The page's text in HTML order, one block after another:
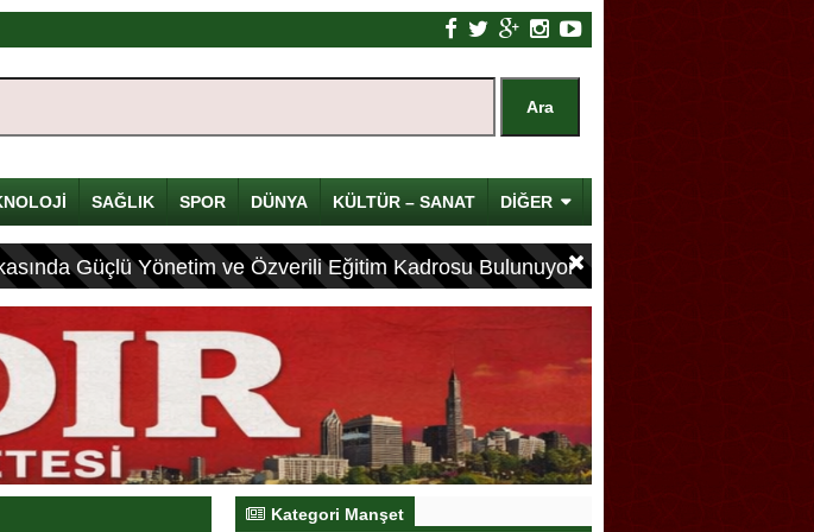
SAĞLIK SPOR DÜNYA KÜLTÜR – SANAT DİĞER
Güçlü Yönetim ve Özverili Eğitim Kadrosu Bulunuyor
Kategori Manşet